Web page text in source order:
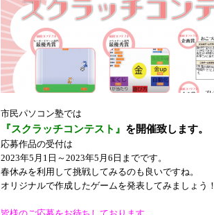
市民パソコン塾では
『スクラッチコンテスト』 を開催致します。
応募作品の受付は
2023年5月1日～2023年5月6日までです。
春休みを利用して挑戦してみるのも良いですね。
オリジナルで作成したゲームを発表してみましょう！